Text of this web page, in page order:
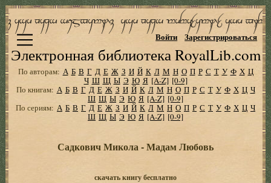
Электронная библиотека RoyalLib.com
Войти Зарегистрироваться
По авторам: А Б В Г Д Е Ж З И Й К Л М Н О П Р С Т У Ф Х Ц
Ч Ш Щ Ы Э Ю Я [A-Z] [0-9]
По книгам: А Б В Г Д Е Ж З И Й К Л М Н О П Р С Т У Ф Х Ц Ч
Ш Щ Ы Э Ю Я [A-Z] [0-9]
По сериям: А Б В Г Д Е Ж З И Й К Л М Н О П Р С Т У Ф Х Ц Ч
Ш Щ Ы Э Ю Я [A-Z] [0-9]
Садкович Микола - Мадам Любовь
скачать книгу бесплатно